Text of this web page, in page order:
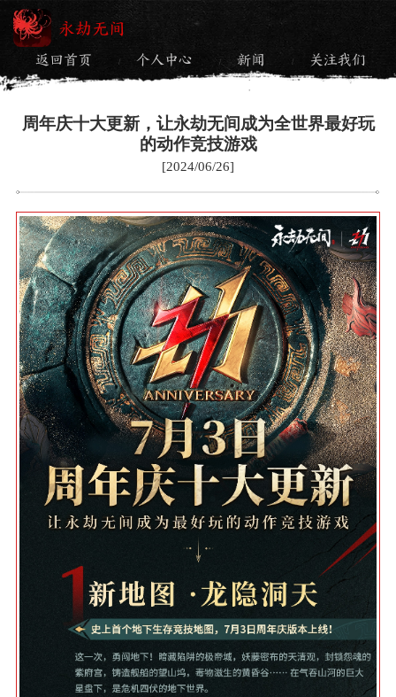
永劫无间
返回首页 / 个人中心 / 新闻 / 关注我们
周年庆十大更新，让永劫无间成为全世界最好玩
的动作竞技游戏
[2024/06/26]